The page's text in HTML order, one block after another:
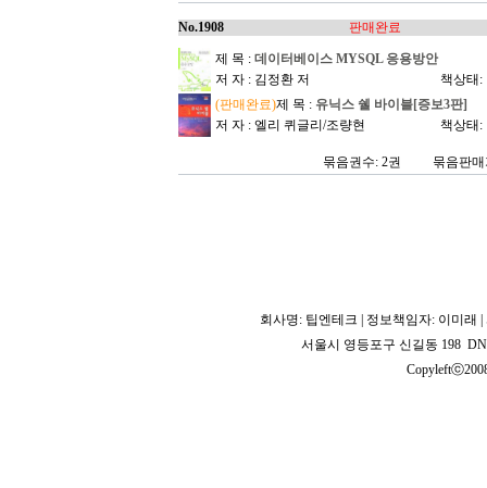
No.1908 판매완료
제 목 : 데이터베이스 MYSQL 응용방안
저 자 : 김정환 저
책상태:
(판매완료)제 목 : 유닉스 쉘 바이블[증보3판]
저 자 : 엘리 퀴글리/조량현
책상태:
묶음권수: 2권 묶음판
회사명: 팁엔테크 | 정보책임자: 이미래
서울시 영등포구 신길동 198